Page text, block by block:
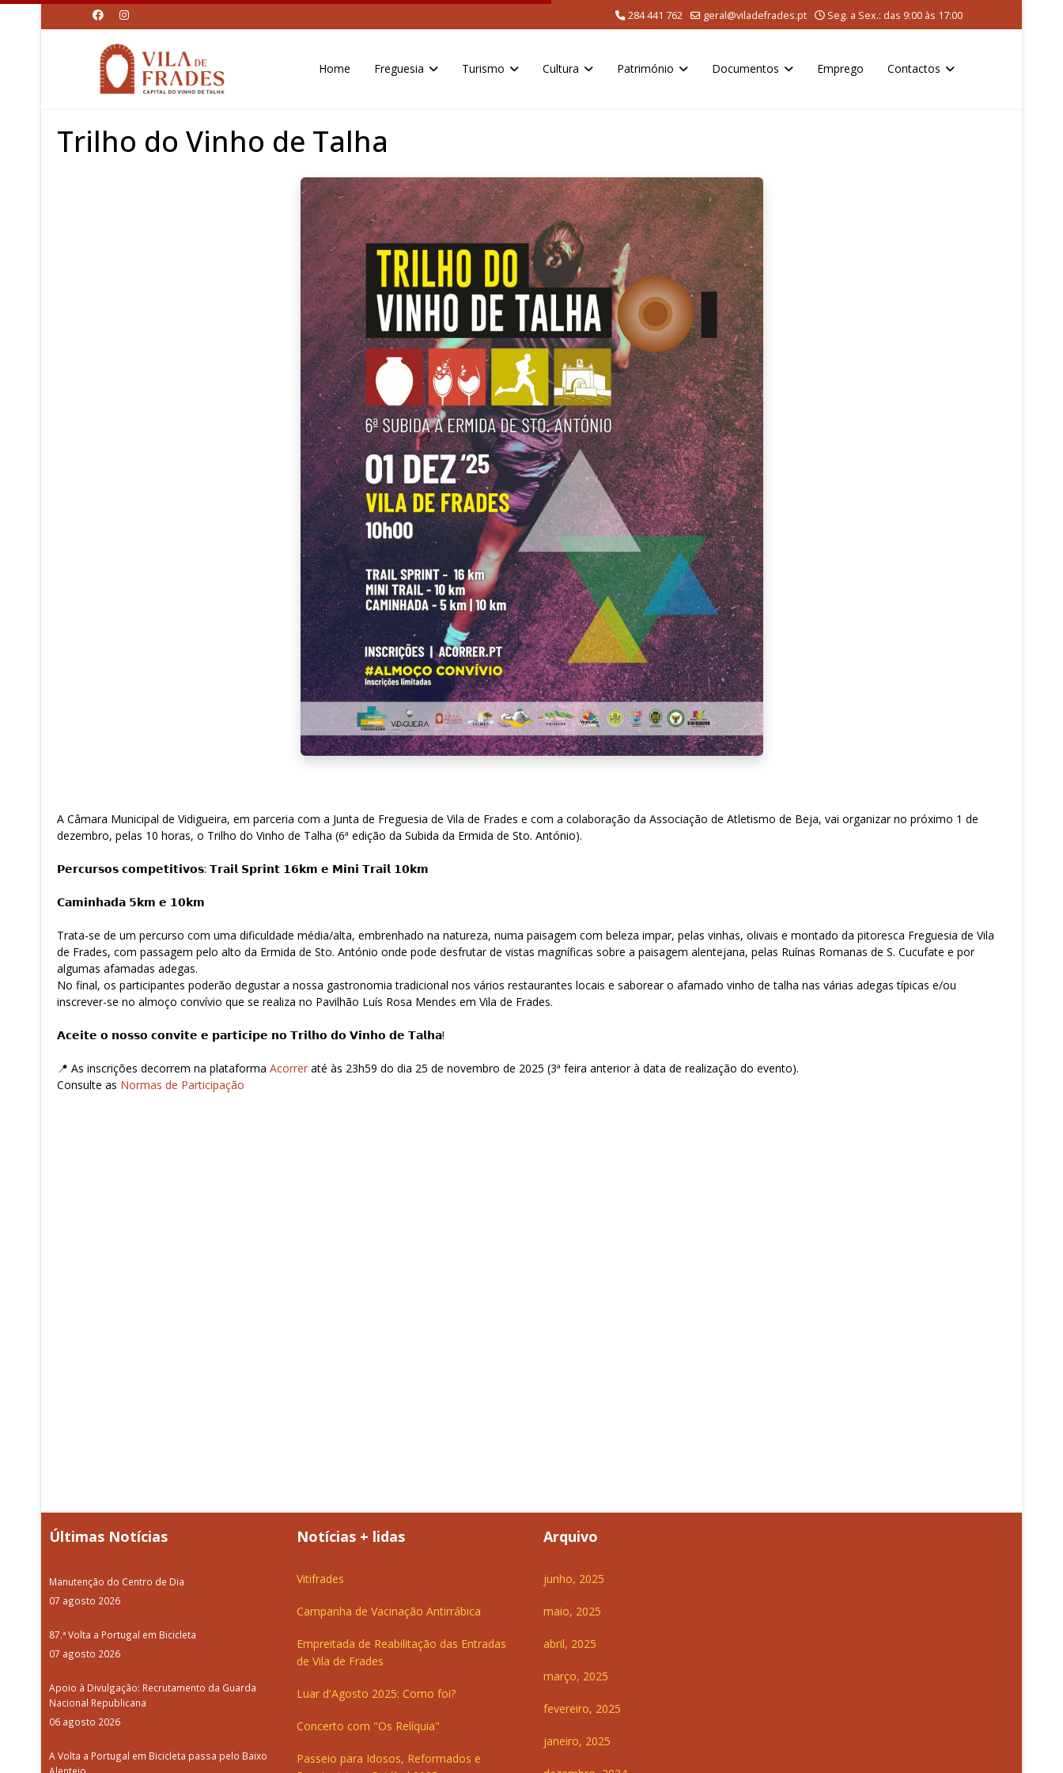
284 441 762 geral@viladefrades.pt Seg. a Sex.: das 9:00 às 17:00
Home Freguesia Turismo Cultura Património Documentos Emprego Contactos
Trilho do Vinho de Talha
A Câmara Municipal de Vidigueira, em parceria com a Junta de Freguesia de Vila de Frades e com a colaboração da Associação de Atletismo de Beja, vai organizar no próximo 1 de
dezembro, pelas 10 horas, o Trilho do Vinho de Talha (6ª edição da Subida da Ermida de Sto. António).
𝗣𝗲𝗿𝗰𝘂𝗿𝘀𝗼𝘀 𝗰𝗼𝗺𝗽𝗲𝘁𝗶𝘁𝗶𝘃𝗼𝘀: 𝗧𝗿𝗮𝗶𝗹 𝗦𝗽𝗿𝗶𝗻𝘁 𝟭𝟲𝗸𝗺 𝗲 𝗠𝗶𝗻𝗶 𝗧𝗿𝗮𝗶𝗹 𝟭𝟬𝗸𝗺
𝗖𝗮𝗺𝗶𝗻𝗵𝗮𝗱𝗮 𝟱𝗸𝗺 𝗲 𝟭𝟬𝗸𝗺
Trata-se de um percurso com uma dificuldade média/alta, embrenhado na natureza, numa paisagem com beleza impar, pelas vinhas, olivais e montado da pitoresca Freguesia de Vila
de Frades, com passagem pelo alto da Ermida de Sto. António onde pode desfrutar de vistas magníficas sobre a paisagem alentejana, pelas Ruínas Romanas de S. Cucufate e por
algumas afamadas adegas.
No final, os participantes poderão degustar a nossa gastronomia tradicional nos vários restaurantes locais e saborear o afamado vinho de talha nas várias adegas típicas e/ou
inscrever-se no almoço convívio que se realiza no Pavilhão Luís Rosa Mendes em Vila de Frades.
𝗔𝗰𝗲𝗶𝘁𝗲 𝗼 𝗻𝗼𝘀𝘀𝗼 𝗰𝗼𝗻𝘃𝗶𝘁𝗲 𝗲 𝗽𝗮𝗿𝘁𝗶𝗰𝗶𝗽𝗲 𝗻𝗼 𝗧𝗿𝗶𝗹𝗵𝗼 𝗱𝗼 𝗩𝗶𝗻𝗵𝗼 𝗱𝗲 𝗧𝗮𝗹𝗵𝗮!
📍 As inscrições decorrem na plataforma Acorrer até às 23h59 do dia 25 de novembro de 2025 (3ª feira anterior à data de realização do evento).
Consulte as Normas de Participação
Últimas Notícias
Manutenção do Centro de Dia
07 agosto 2026
87.ª Volta a Portugal em Bicicleta
07 agosto 2026
Apoio à Divulgação: Recrutamento da Guarda
Nacional Republicana
06 agosto 2026
A Volta a Portugal em Bicicleta passa pelo Baixo
Notícias + lidas
Vitifrades
Campanha de Vacinação Antirrábica
Empreitada de Reabilitação das Entradas
de Vila de Frades
Luar d'Agosto 2025: Como foi?
Concerto com "Os Relíquia"
Passeio para Idosos, Reformados e
Arquivo
junho, 2025
maio, 2025
abril, 2025
março, 2025
fevereiro, 2025
janeiro, 2025